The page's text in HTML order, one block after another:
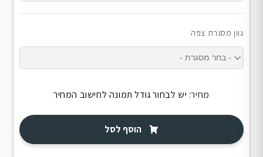
גוון מסגרת צפה
מחיר: יש לבחור גודל תמונה לחישוב המחיר
הוסף לסל